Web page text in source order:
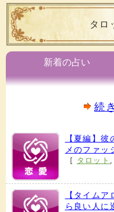
タロ
新着の占い
続
【夏編】
メのファッ
[ タロット
【タイム
ら良い人に